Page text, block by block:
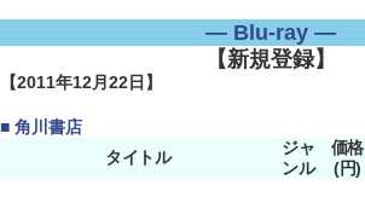
― Blu-ray ―
【新規登録】
【2011年12月22日】
■ 角川書店
タイトル
ジャ
ンル
価格
(円)